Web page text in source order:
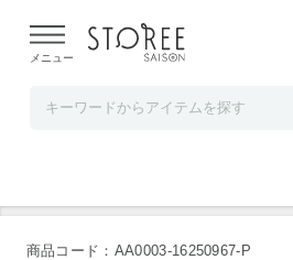
よる配送遅延が発生しております。
メニュー
北海道産 いくら、花咲がに
商品コード：AA0003-16250967-P